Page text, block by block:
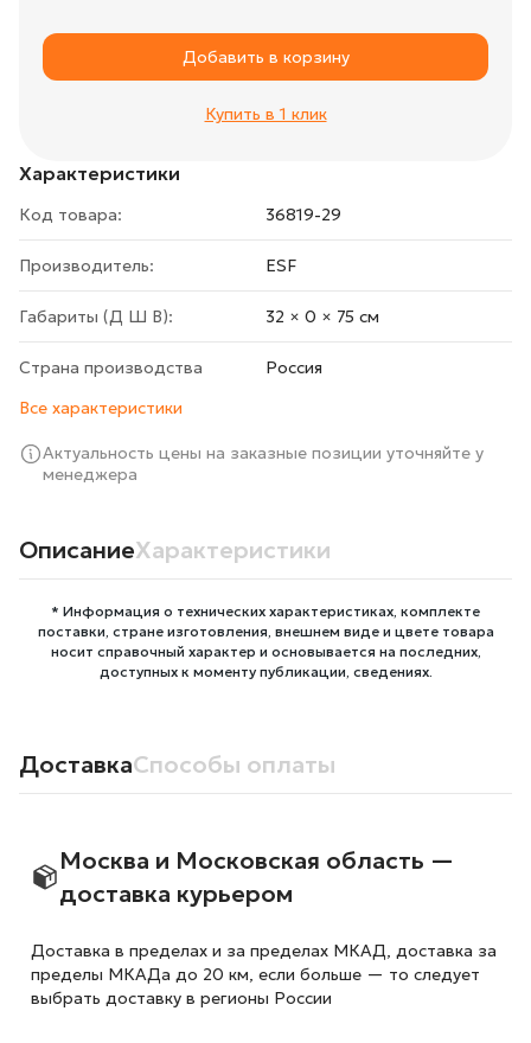
Характеристики
Код товара: 36819-29
Производитель: ESF
Габариты (Д Ш В): 32 × 0 × 75 cм
Страна производства
Росcия
Все характеристики
Актуальность цены на заказные позиции уточняйте у
менеджера
Добавить в корзину
Купить в 1 клик
ОписаниеХарактеристики
* Информация о технических характеристиках, комплекте
поставки, стране изготовления, внешнем виде и цвете товара
носит справочный характер и основывается на последних,
доступных к моменту публикации, сведениях.
ДоставкаСпособы оплаты
Москва и Московская область —
доставка курьером
Доставка в пределах и за пределах МКАД, доставка за
пределы МКАДа до 20 км, если больше — то следует
выбрать доставку в регионы России